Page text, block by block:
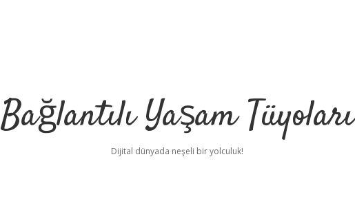
Bağlantılı Yaşam Tüyoları
Dijital dünyada neşeli bir yolculuk!